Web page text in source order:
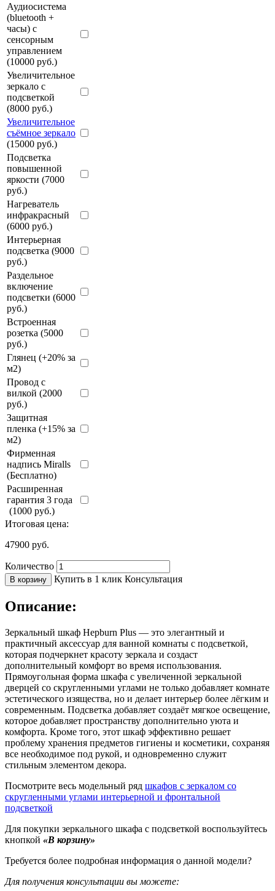
Аудиосистема
(bluetooth +
часы) с
сенсорным
управлением
(10000 руб.)
Увеличительное
зеркало с
подсветкой
(8000 руб.)
Увеличительное
съёмное зеркало
(15000 руб.)
Подсветка
повышенной
яркости (7000
руб.)
Нагреватель
инфракрасный
(6000 руб.)
Интерьерная
подсветка (9000
руб.)
Раздельное
включение
подсветки (6000
руб.)
Встроенная
розетка (5000
руб.)
Глянец (+20% за
м2)
Провод с
вилкой (2000
руб.)
Защитная
пленка (+15% за
м2)
Фирменная
надпись Miralls
(Бесплатно)
Расширенная
гарантия 3 года
(1000 руб.)
Итоговая цена:
47900 руб.
Количество
В корзину Купить в 1 клик Консультация
Описание:
Зеркальный шкаф Hepburn Plus — это элегантный и
практичный аксессуар для ванной комнаты с подсветкой,
которая подчеркнет красоту зеркала и создаст
дополнительный комфорт во время использования.
Прямоугольная форма шкафа с увеличенной зеркальной
дверцей со скругленными углами не только добавляет комнате
эстетического изящества, но и делает интерьер более лёгким и
современным. Подсветка добавляет создаёт мягкое освещение,
которое добавляет пространству дополнительно уюта и
комфорта. Кроме того, этот шкаф эффективно решает
проблему хранения предметов гигиены и косметики, сохраняя
все необходимое под рукой, и одновременно служит
стильным элементом декора.
Посмотрите весь модельный ряд шкафов с зеркалом со
скругленными углами интерьерной и фронтальной
подсветкой
Для покупки зеркального шкафа с подсветкой воспользуйтесь
кнопкой «В корзину»
Требуется более подробная информация о данной модели?
Для получения консультации вы можете: